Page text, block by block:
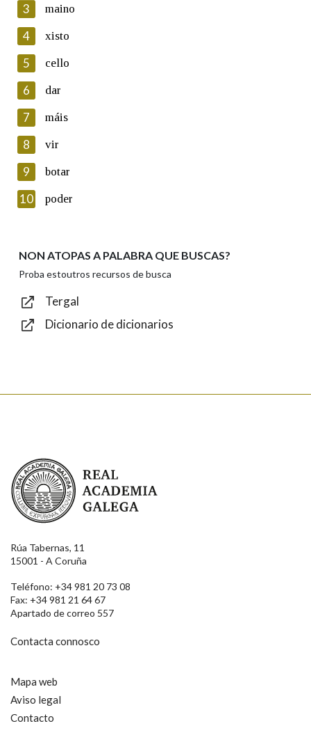
En cumprimento da normativa vixente en materia de
Protección de Datos de Carácter Persoal, a Real Academia
Galega informa a aqueles usuarios que faciliten o seu correo
electrónico, así como calquera outra información de carácter
persoal, que estes datos serán obxecto de tratamento
automatizado de carácter confidencial e incorporados aos seus
ficheiros informáticos. Así mesmo, os usuarios poderán exercer o
seu dereito de acceso, rectificación, oposición e cancelación dos
seus datos poñéndose en contacto connosco.
Lin e acepto as condicións da política de
Introduce o código que aparece na imaxe:
Texto de verificación
3 maino
4 xisto
5 cello
6 dar
7 máis
8 vir
9 botar
10 poder
NON ATOPAS A PALABRA QUE BUSCAS?
Proba estoutros recursos de busca
Tergal
Dicionario de dicionarios
Real Academia Galega
Rúa Tabernas, 11
15001 - A Coruña
Teléfono: +34 981 20 73 08
Fax: +34 981 21 64 67
Apartado de correo 557
Contacta connosco
Mapa web
Aviso legal
Contacto